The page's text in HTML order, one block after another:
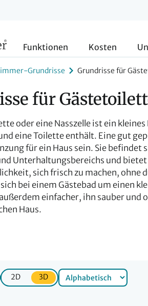
Funktionen Kosten
Grundrisse Grundrisse für
für
oder eine Nasszelle ist ein
eine Toilette enthält. Eine gut
für ein Haus sein. Sie befindet
Unterhaltungsbereichs und bietet
sich frisch zu machen, ohne
sich bei einem Gästebad um einen
einfacher, ihn sauber und
Haus.
2D 3D